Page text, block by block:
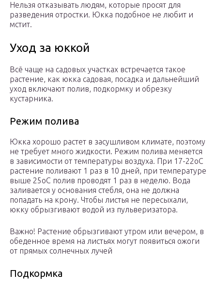
Нельзя отказывать людям, которые просят для
разведения отростки. Юкка подобное не любит и
мстит.
Уход за юккой
Всё чаще на садовых участках встречается такое
растение, как юкка садовая, посадка и дальнейший
уход включают полив, подкормку и обрезку
кустарника.
Режим полива
Юкка хорошо растет в засушливом климате, поэтому
не требует много жидкости. Режим полива меняется
в зависимости от температуры воздуха. При 17-22оС
растение поливают 1 раз в 10 дней, при температуре
выше 25оС полив проводят 1 раз в неделю. Вода
заливается у основания стебля, она не должна
попадать на крону. Чтобы листья не пересыхали,
юкку обрызгивают водой из пульверизатора.
Важно! Растение обрызгивают утром или вечером, в
обеденное время на листьях могут появиться ожоги
от прямых солнечных лучей
Подкормка